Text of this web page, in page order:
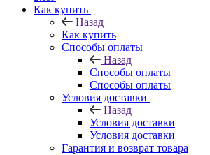
Как купить
Назад
Как купить
Способы оплаты
Назад
Способы оплаты
Способы оплаты
Условия доставки
Назад
Условия доставки
Условия доставки
Гарантия и возврат товара